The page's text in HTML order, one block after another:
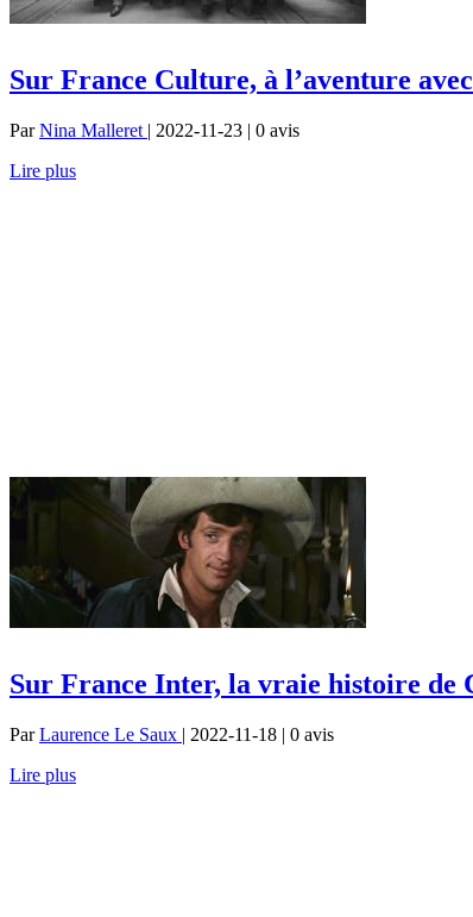
Sur France Culture, à l’aventure
ParNina Malleret | 2022-11-23 | 0 avis
Lire plus
Sur France Inter, la vraie histoire de
ParLaurence Le Saux | 2022-11-18 | 0 avis
Lire plus